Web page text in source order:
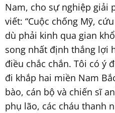
Nam, cho sự nghiệp giải
viết: “Cuộc chống Mỹ,
dù phải kinh qua gian
song nhất định thắng lợi
điều chắc chắn. Tôi có ý
đi khắp hai miền Nam
bào, cán bộ và chiến sĩ
phụ lão, các cháu thanh